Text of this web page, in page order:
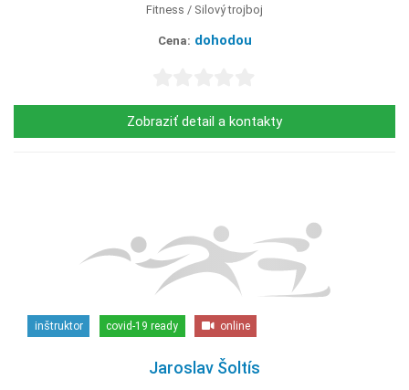
Fitness Silový trojboj
Cena: dohodou
Zobraziť detail a kontakty
inštruktor covid-19 ready online
Jaroslav Šoltís